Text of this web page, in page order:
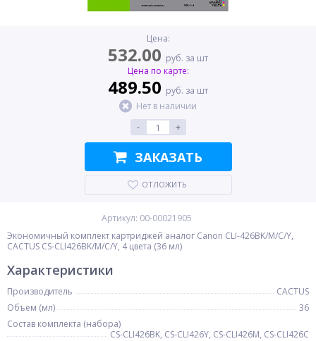
Цена:
532.00 руб. за шт
Цена по карте:
489.50 руб. за шт
Нет в наличии
-
+
ЗАКАЗАТЬ
ОТЛОЖИТЬ
Артикул: 00-00021905
Экономичный комплект картриджей аналог Canon CLI-426BK/M/C/Y,
CACTUS CS-CLI426BK/M/C/Y, 4 цвета (36 мл)
Характеристики
Производитель
CACTUS
Объем (мл)
36
Состав комплекта (набора)
CS-CLI426BK, CS-CLI426Y, CS-CLI426M, CS-CLI426C